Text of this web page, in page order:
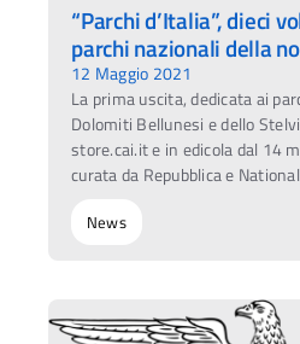
“Parchi d’Italia”, dieci
parchi nazionali della
12 Maggio 2021
La prima uscita, dedicata ai
Dolomiti Bellunesi e dello
store.cai.it e in edicola dal 14
curata da Repubblica e
News